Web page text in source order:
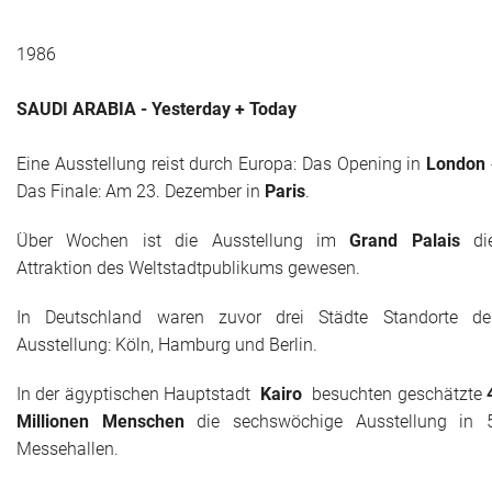
1986
SAUDI ARABIA - Yesterday + Today
Eine Ausstellung reist durch Europa: Das Opening in London
Das Finale: Am 23. Dezember in Paris.
Über Wochen ist die Ausstellung imGrand Palais
Attraktion des Weltstadtpublikums gewesen.
In Deutschland waren zuvor drei Städte Standorte
Ausstellung: Köln, Hamburg und Berlin.
In der ägyptischen Hauptstadt Kairo besuchten geschätzte
Millionen Menschendie sechswöchige Ausstellung in
Messehallen.